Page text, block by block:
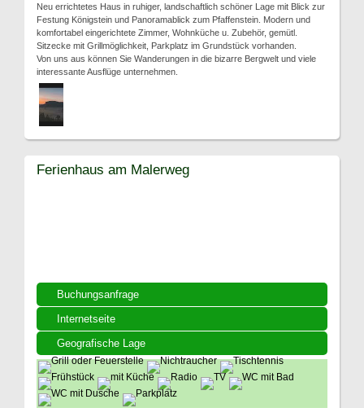
Neu errichtetes Haus in ruhiger, landschaftlich schöner Lage mit Blick zur
Festung Königstein und Panoramablick zum Pfaffenstein. Modern und
komfortabel eingerichtete Zimmer, Wohnküche u. Zubehör, gemütl.
Sitzecke mit Grillmöglichkeit, Parkplatz im Grundstück vorhanden.
Von uns aus können Sie Wanderungen in die bizarre Bergwelt und viele
interessante Ausflüge unternehmen.
Buchungsanfrage
Internetseite
Geografische Lage
Ferienhaus am Malerweg